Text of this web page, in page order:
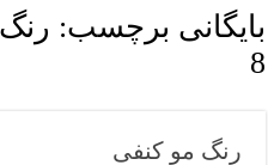
بایگانی برچسب:
8
رنگ مو کنفی